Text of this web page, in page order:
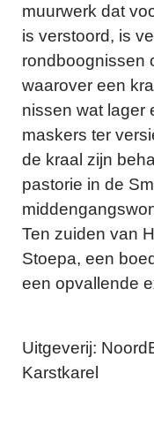
muurwerk dat
is verstoord, is
rondboognissen
waarover een
nissen wat lager
maskers ter
de kraal zijn
pastorie in de
Ten zuiden van
Stoepa, een
een opvallende
Uitgeverij:
Karstkarel